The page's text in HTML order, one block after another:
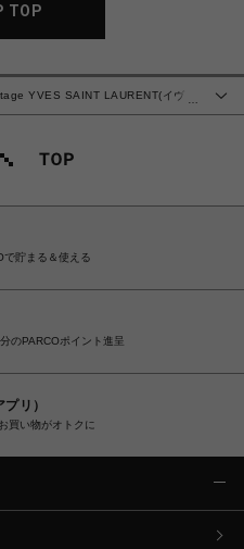
TOP
YVES SAINT LAURENT(イヴ・
で貯まる＆使える
のPARCOポイント進呈
リ）
買い物がオトクに